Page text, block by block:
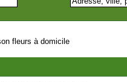
fleurs à domicile